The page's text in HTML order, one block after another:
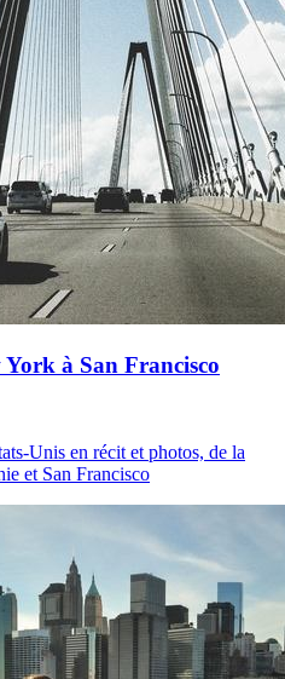
à San Francisco
Unis en récit et photos, de la
et San Francisco